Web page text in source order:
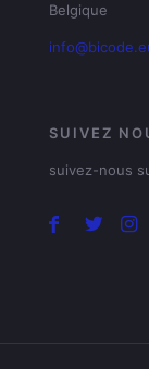
Belgique
SUIVEZ
suivez-nous